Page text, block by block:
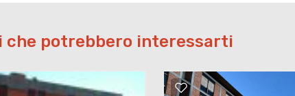
che potrebbero interessarti